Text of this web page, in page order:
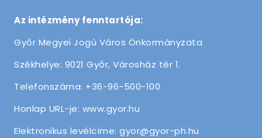
Az intézmény fenntartója:
Győr Megyei Jogú Város Önkormányzata
Székhelye: 9021 Győr, Városház tér 1.
Telefonszáma: +36-96-500-100
Honlap URL-je: www.gyor.hu
Elektronikus levélcíme: gyor@gyor-ph.hu